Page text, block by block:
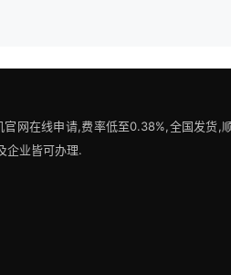
官网在线申请,费率低至0.38%,全国发货,
企业皆可办理.